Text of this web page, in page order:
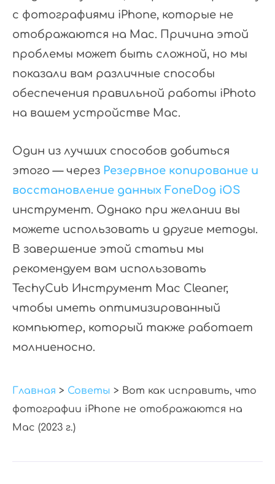
с фотографиями iPhone, которые не
отображаются на Mac. Причина этой
проблемы может быть сложной, но мы
показали вам различные способы
обеспечения правильной работы iPhoto
на вашем устройстве Mac.
Один из лучших способов добиться
этого — через Резервное копирование и
восстановление данных FoneDog iOS
инструмент. Однако при желании вы
можете использовать и другие методы.
В завершение этой статьи мы
рекомендуем вам использовать
TechyCub Инструмент Mac Cleaner,
чтобы иметь оптимизированный
компьютер, который также работает
молниеносно.
Главная > Советы > Вот как исправить, что
фотографии iPhone не отображаются на
Mac (2023 г.)